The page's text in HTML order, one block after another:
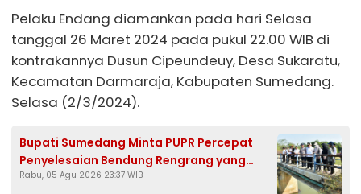
Pelaku Endang diamankan pada hari Selasa
tanggal 26 Maret 2024 pada pukul 22.00 WIB di
kontrakannya Dusun Cipeundeuy, Desa Sukaratu,
Kecamatan Darmaraja, Kabupaten Sumedang.
Selasa (2/3/2024).
Bupati Sumedang Minta PUPR Percepat
Penyelesaian Bendung Rengrang yang
Belum Berfungsi Optimal
Rabu, 05 Agu 2026 23:37 WIB